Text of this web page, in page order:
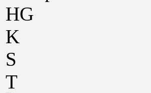
HG
K
S
T